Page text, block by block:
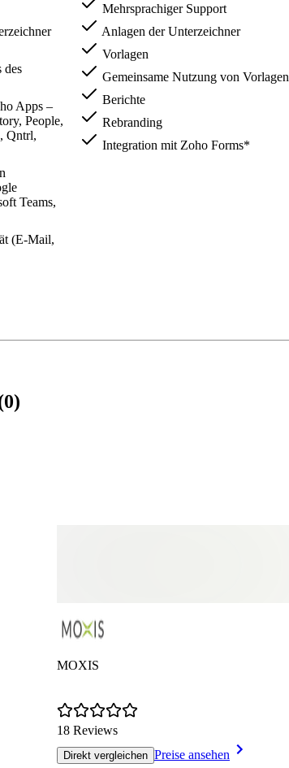
des
Apps –
People,
Qntrl,
Teams,
(E-Mail,
Mehrsprachiger Support
Anlagen der Unterzeichner
Vorlagen
Gemeinsame Nutzung von Vorlagen
Berichte
Rebranding
Integration mit Zoho Forms*
MOXIS
18 Reviews
Direkt vergleichen Preise ansehen